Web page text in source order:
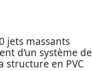
jets massants
d’un système de
structure en PVC